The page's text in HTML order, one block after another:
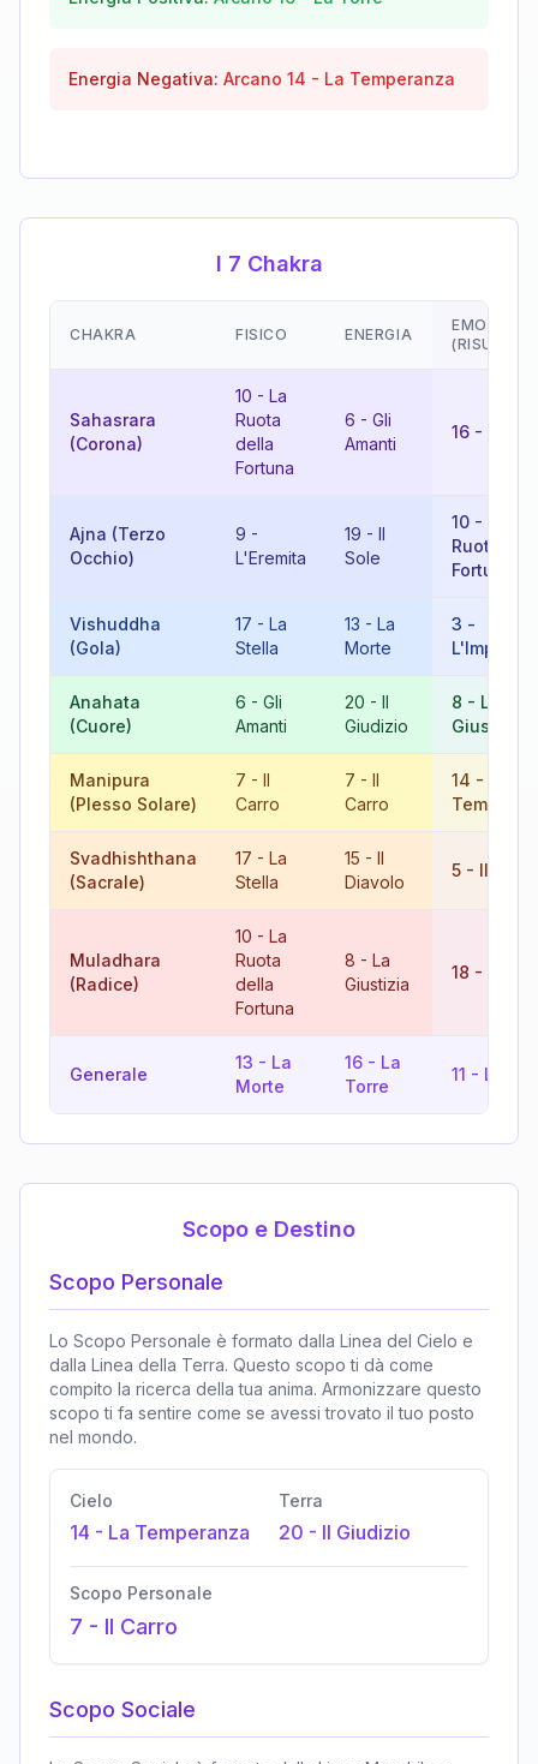
Energia Negativa: Arcano 14 - La Temperanza
I 7 Chakra
CHAKRA FISICO ENERGIA
EMOZIONI
Sahasrara
(Corona)
10 - La
Ruota
della
Fortuna
6 - Gli
Amanti
16 -
Ajna (Terzo
Occhio)
9 -
L'Eremita
19 - Il
Sole
10 -
Ruota
Fortuna
Vishuddha
(Gola)
17 - La
Stella
13 - La
Morte
3 -
Anahata
(Cuore)
6 - Gli
Amanti
20 - Il
Giudizio
8 - La
Giustizia
Manipura
(Plesso Solare)
7 - Il
Carro
7 - Il
Carro
14 -
Svadhishthana
(Sacrale)
17 - La
Stella
15 - Il
Diavolo
5 - Il Papa
Muladhara
(Radice)
10 - La
Ruota
della
Fortuna
8 - La
Giustizia
18 -
Generale
13 - La
Morte
16 - La
Torre
11 - La
Scopo e Destino
Scopo Personale
Lo Scopo Personale è formato dalla Linea del Cielo e
dalla Linea della Terra. Questo scopo ti dà come
compito la ricerca della tua anima. Armonizzare questo
scopo ti fa sentire come se avessi trovato il tuo posto
nel mondo.
Cielo
14 - La Temperanza
Terra
20 - Il Giudizio
Scopo Personale
7 - Il Carro
Scopo Sociale